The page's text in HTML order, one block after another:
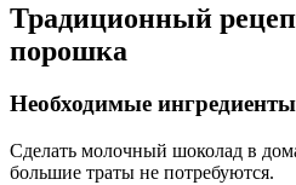
Традиционный
порошка
Необходимые ингредиенты
Сделать молочный шоколад в
большие траты не потребуются.